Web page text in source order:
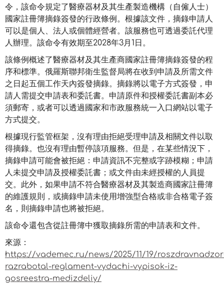
令，該命令規定了醫療器材及其生產製造機構（自僱人士）
國家註冊簿摘錄簽發的行政條例。根據該文件，摘錄申請人
可以是個人、法人或個體經營者。該服務也可透過委託代理
人辦理。該命令有效期至2028年3月1日。
該條例概述了醫療器材及其生產商國家註冊簿摘錄簽發的程
序和標準。俄羅斯聯邦衛生監督局將在收到申請及所需文件
之日起五個工作天內簽發摘錄。摘錄將以電子方式簽發，申
請人需提交申請表和委託書。申請原件和授權委託書副本必
須郵寄，或者可以透過國家和市政服務統一入口網站以電子
方式提交。
根據現行監管框架，沒有理由拒絕受理申請及相關文件以取
得摘錄。也沒有理由暫停該項服務。但是，在某些情況下，
摘錄申請可能會被拒絕：申請資訊不完整或字跡模糊；申請
人未提交申請及授權委託書；或文件由未經授權的人員提
交。此外，如果申請不符合醫療器材及其製造商國家註冊簿
的維護規則，或摘錄申請未使用增強型合格或非合格電子簽
名，則摘錄申請也將被拒絕。
該命令還包含從註冊簿中獲取摘錄所需的申請表和文件。
來源：
https://vademec.ru/news/2025/11/19/
razrabotal-reglament-vydachi-vypisok-iz-
gosreestra-medizdeliy/